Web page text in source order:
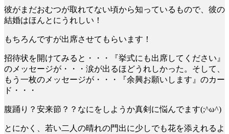
彼がまだおむつが取れてない頃から知っているもので、彼の
結婚はほんとにうれしい！
もちろんですが出席させてもらいます！
招待状を開けてみると・・・『挙式にも出席してください』
のメッセージが・・・涙が出るほどうれしかった。そして、
もう一枚のメッセージが・・・『余興お願いします』のカー
ド・・・
腹踊り？安来節？？なにをしようか真剣に悩んでます(;^ω^)
とにかく、若い二人の晴れの門出に少しでも花を添えれるよ